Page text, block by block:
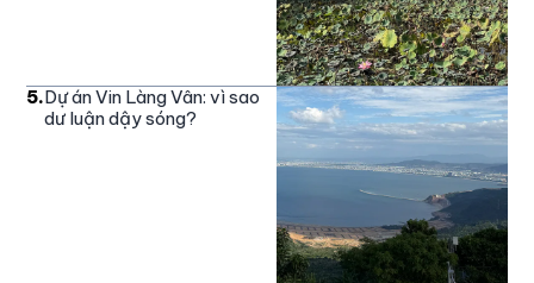
5.Dự án Vin Làng Vân: vì sao
dư luận dậy sóng?